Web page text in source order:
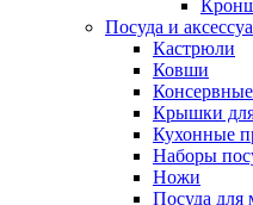
Посуда и
Кастрюли
Ковши
Крышки
Кухонные
Наборы
Ножи
Посуда для